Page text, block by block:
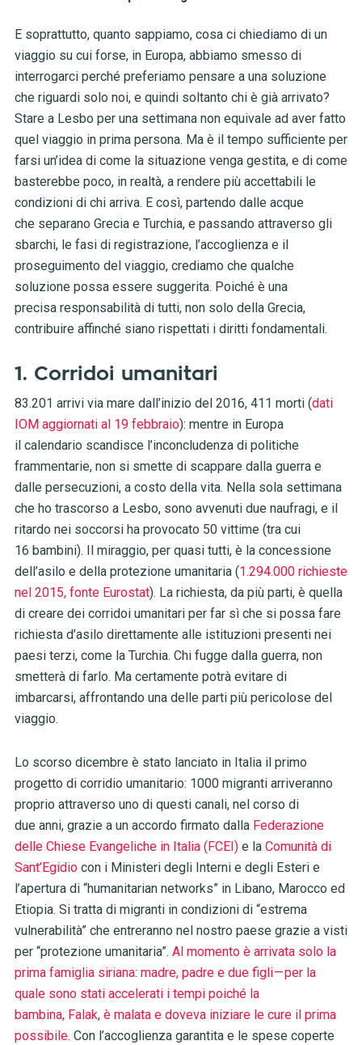
E soprattutto, quanto sappiamo, cosa ci chiediamo di un
viaggio su cui forse, in Europa, abbiamo smesso di
interrogarci perché preferiamo pensare a una soluzione
che riguardi solo noi, e quindi soltanto chi è già arrivato?
Stare a Lesbo per una settimana non equivale ad aver fatto
quel viaggio in prima persona. Ma è il tempo sufficiente per
farsi un’idea di come la situazione venga gestita, e di come
basterebbe poco, in realtà, a rendere più accettabili le
condizioni di chi arriva. E così, partendo dalle acque
che separano Grecia e Turchia, e passando attraverso gli
sbarchi, le fasi di registrazione, l’accoglienza e il
proseguimento del viaggio, crediamo che qualche
soluzione possa essere suggerita. Poiché è una
precisa responsabilità di tutti, non solo della Grecia,
contribuire affinché siano rispettati i diritti fondamentali.
1. Corridoi umanitari
83.201 arrivi via mare dall’inizio del 2016, 411 morti (dati
IOM aggiornati al 19 febbraio): mentre in Europa
il calendario scandisce l’inconcludenza di politiche
frammentarie, non si smette di scappare dalla guerra e
dalle persecuzioni, a costo della vita. Nella sola settimana
che ho trascorso a Lesbo, sono avvenuti due naufragi, e il
ritardo nei soccorsi ha provocato 50 vittime (tra cui
16 bambini). Il miraggio, per quasi tutti, è la concessione
dell’asilo e della protezione umanitaria (1.294.000 richieste
nel 2015, fonte Eurostat). La richiesta, da più parti, è quella
di creare dei corridoi umanitari per far sì che si possa fare
richiesta d’asilo direttamente alle istituzioni presenti nei
paesi terzi, come la Turchia. Chi fugge dalla guerra, non
smetterà di farlo. Ma certamente potrà evitare di
imbarcarsi, affrontando una delle parti più pericolose del
viaggio.
Lo scorso dicembre è stato lanciato in Italia il primo
progetto di corridio umanitario: 1000 migranti arriveranno
proprio attraverso uno di questi canali, nel corso di
due anni, grazie a un accordo firmato dalla Federazione
delle Chiese Evangeliche in Italia (FCEI)e la Comunità di
Sant’Egidiocon i Ministeri degli Interni e degli Esteri e
l’apertura di “humanitarian networks” in Libano, Marocco ed
Etiopia. Si tratta di migranti in condizioni di “estrema
vulnerabilità” che entreranno nel nostro paese grazie a visti
per “protezione umanitaria”. Al momento è arrivata solo la
prima famiglia siriana: madre, padre e due figli — per la
quale sono stati accelerati i tempi poiché la
bambina, Falak, è malata e doveva iniziare le cure il prima
possibile. Con l’accoglienza garantita e le spese coperte